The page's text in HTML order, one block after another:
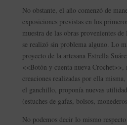
No obstante, el año comenzó de
exposiciones previstas en los
muestra de las obras provenientes
se realizó sin problema alguno. Lo
proyecto de la artesana Estrella
<<Botón y cuenta nueva
creaciones realizadas por ella
el ganchillo, proponía nuevas
(estuches de gafas, bolsos,
No podemos decir lo mismo